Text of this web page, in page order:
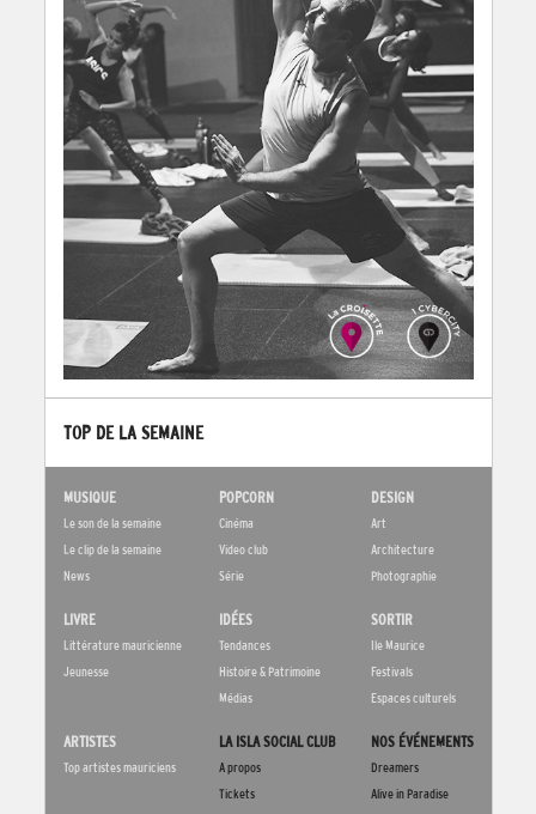
TOP DE LA SEMAINE
MUSIQUE
Le son de la semaine
Le clip de la semaine
News
POPCORN
Cinéma
Video club
Série
DESIGN
Art
Architecture
Photographie
LIVRE
Littérature mauricienne
Jeunesse
IDÉES
Tendances
Histoire & Patrimoine
Médias
SORTIR
Ile Maurice
Festivals
Espaces culturels
ARTISTES
Top artistes mauriciens
LA ISLA SOCIAL CLUB
A propos
Tickets
NOS ÉVÉNEMENTS
Dreamers
Alive in Paradise